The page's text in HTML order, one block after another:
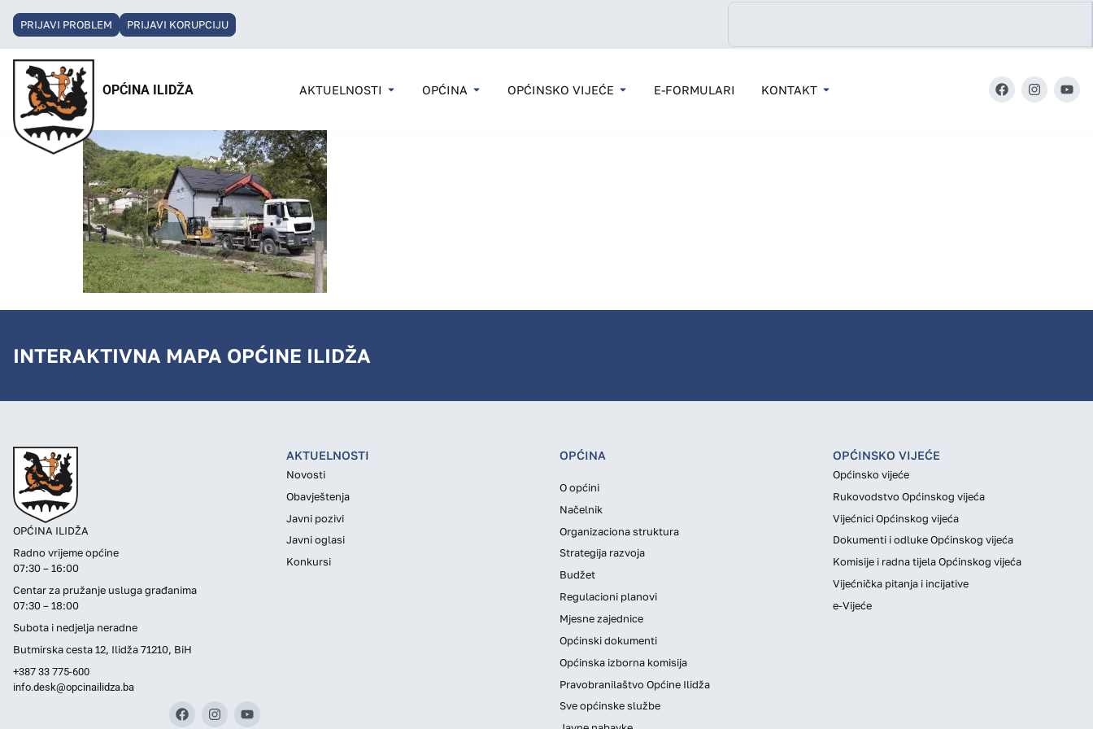
PRIJAVI PROBLEM PRIJAVI KORUPCIJU
OPĆINA ILIDŽA AKTUELNOSTI OPĆINA OPĆINSKO VIJEĆE E-FORMULARI KONTAKT
INTERAKTIVNA MAPA OPĆINE ILIDŽA
OPĆINA ILIDŽA
Radno vrijeme općine
07:30 – 16:00
Centar za pružanje usluga građanima
07:30 – 18:00
Subota i nedjelja neradne
Butmirska cesta 12, Ilidža 71210, BiH
+387 33 775-600
info.desk@opcinailidza.ba
AKTUELNOSTI
Novosti
Obavještenja
Javni pozivi
Javni oglasi
Konkursi
OPĆINA
O općini
Načelnik
Organizaciona struktura
Strategija razvoja
Budžet
Regulacioni planovi
Mjesne zajednice
Općinski dokumenti
Općinska izborna komisija
Pravobranilaštvo Općine Ilidža
Sve općinske službe
OPĆINSKO VIJEĆE
Općinsko vijeće
Rukovodstvo Općinskog vijeća
Vijećnici Općinskog vijeća
Dokumenti i odluke Općinskog vijeća
Komisije i radna tijela Općinskog vijeća
Vijećnička pitanja i incijative
e-Vijeće